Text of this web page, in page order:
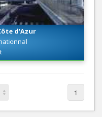
d'Azur
1